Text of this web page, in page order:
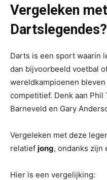
Vergeleken
Dartslegendes?
Darts is een sport waarin
dan bijvoorbeeld voetbal
wereldkampioenen
competitief. Denk aan Phil
Barneveld en Gary
Vergeleken met deze
relatief jong, ondanks zijn
Hier is een vergelijking: